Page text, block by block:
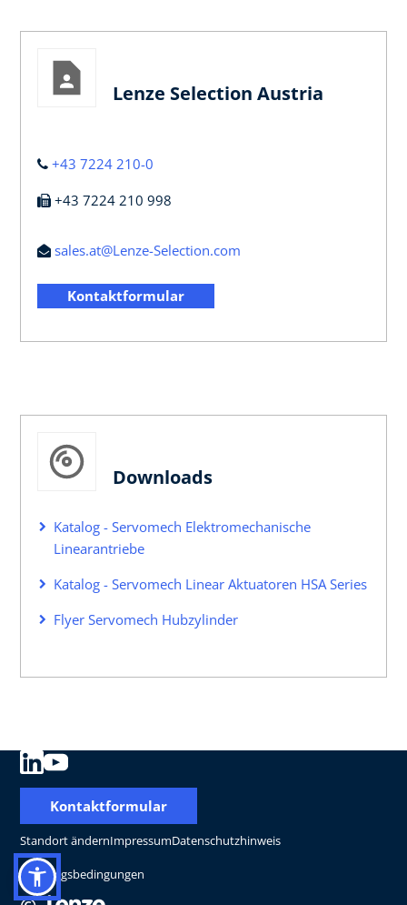
Lenze Selection Austria
+43 7224 210-0
+43 7224 210 998
sales.at@Lenze-Selection.com
Kontaktformular
Downloads
Katalog - Servomech Elektromechanische
Linearantriebe
Katalog - Servomech Linear Aktuatoren HSA Series
Flyer Servomech Hubzylinder
Standort ändernImpressumDatenschutzhinweis
Nutzungsbedingungen
Kontaktformular